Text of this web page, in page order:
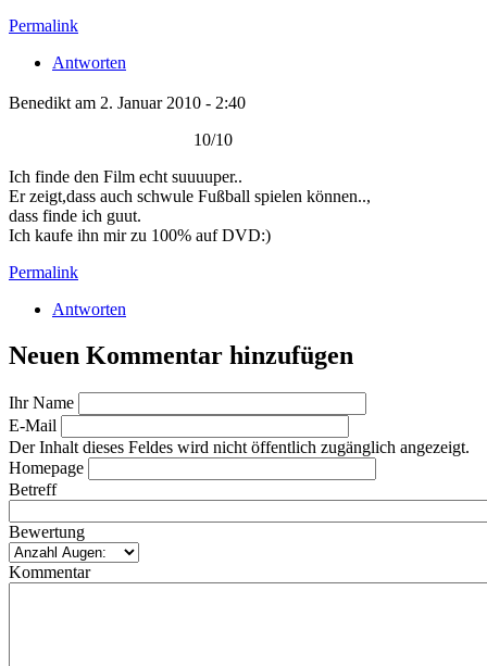
Permalink
Antworten
Benedikt am 2. Januar 2010 - 2:40
10/10
Ich finde den Film echt suuuuper..
Er zeigt,dass auch schwule Fußball spielen können..,
dass finde ich guut.
Ich kaufe ihn mir zu 100% auf DVD:)
Permalink
Antworten
Neuen Kommentar hinzufügen
Ihr Name
E-Mail
Der Inhalt dieses Feldes wird nicht öffentlich zugänglich angezeigt.
Homepage
Betreff
Bewertung
Kommentar